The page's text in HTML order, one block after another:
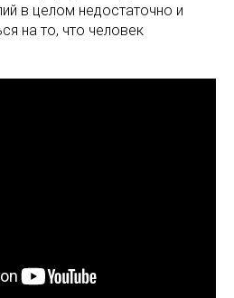
в целом недостаточно и
на то, что человек